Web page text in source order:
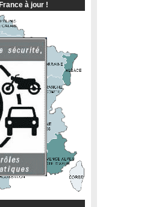
à jour !